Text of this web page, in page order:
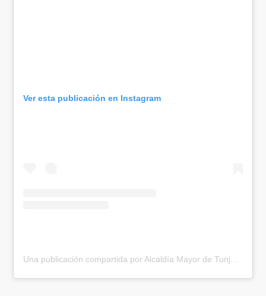
Ver esta publicación en Instagram